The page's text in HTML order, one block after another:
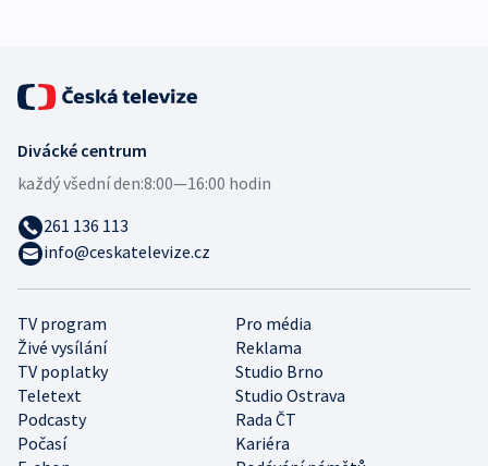
TV program
Pro média
Živé vysílání
Reklama
TV poplatky
Studio Brno
Teletext
Studio Ostrava
Podcasty
Rada ČT
Počasí
Kariéra
Divácké centrum
každý všední den:8:00—16:00 hodin
261 136 113
info@ceskatelevize.cz